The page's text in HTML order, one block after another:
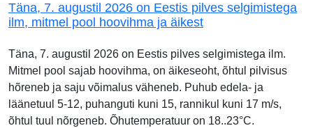
Täna, 7. augustil 2026 on Eestis pilves selgimistega
ilm, mitmel pool hoovihma ja äikest
Täna, 7. augustil 2026 on Eestis pilves selgimistega ilm.
Mitmel pool sajab hoovihma, on äikeseoht, õhtul pilvisus
hõreneb ja saju võimalus väheneb. Puhub edela- ja
läänetuul 5-12, puhanguti kuni 15, rannikul kuni 17 m/s,
õhtul tuul nõrgeneb. Õhutemperatuur on 18..23°C.